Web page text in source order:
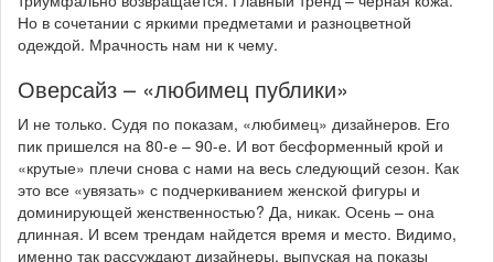
Но в сочетании с яркими предметами и разноцветной
одеждой. Мрачность нам ни к чему.
Оверсайз – «любимец публики»
И не только. Судя по показам, «любимец» дизайнеров. Его
пик пришелся на 80-е – 90-е. И вот бесформенный крой и
«крутые» плечи снова с нами на весь следующий сезон. Как
это все «увязать» с подчеркиванием женской фигуры и
доминирующей женственностью? Да, никак. Осень – она
длинная. И всем трендам найдется время и место. Видимо,
именно так рассуждают дизайнеры, выпуская на показы